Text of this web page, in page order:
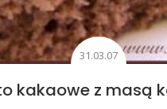
31.03.07
kakaowe z masą